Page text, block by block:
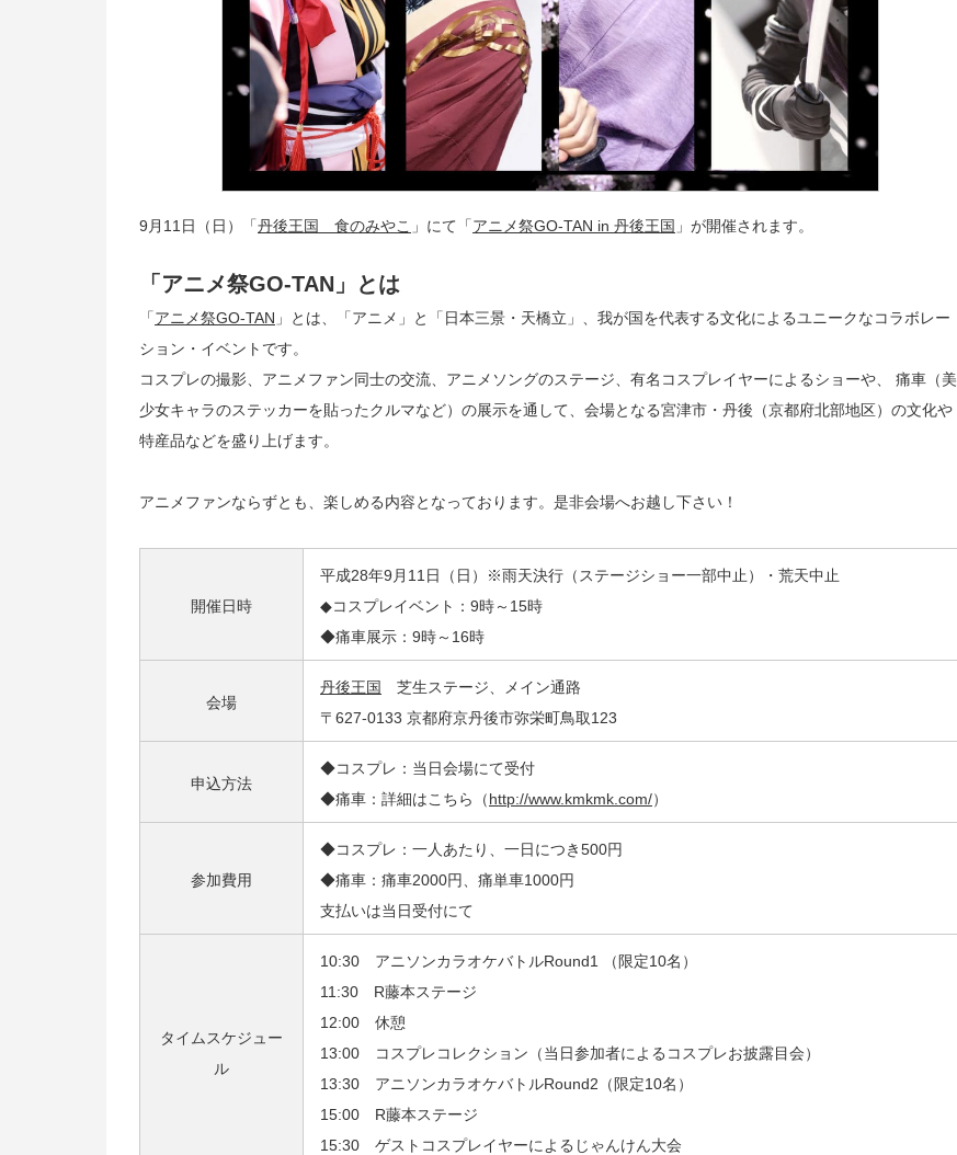
9月11日（日）「丹後王国 食のみやこ 」にて「アニメ祭GO-TAN in 丹後王国 」が開催されます。
「アニメ祭GO-TAN」とは
「アニメ祭GO-TAN 」とは、「アニメ」と「日本三景・天橋立」、我が国を代表する文化によるユニークなコラボレー
ション・イベントです。
コスプレの撮影、アニメファン同士の交流、アニメソングのステージ、有名コスプレイヤーによるショーや、 痛車（美
少女キャラのステッカーを貼ったクルマなど）の展示を通して、会場となる宮津市・丹後（京都府北部地区）の文化や
特産品などを盛り上げます。
アニメファンならずとも、楽しめる内容となっております。是非会場へお越し下さい！
開催日時
平成28年9月11日（日）※雨天決行（ステージショー一部中止）・荒天中止
◆コスプレイベント： 9時～15時
◆痛車展示：9時～16時
会場
丹後王国 芝生ステージ、メイン通路
〒627-0133 京都府京丹後市弥栄町鳥取123
申込方法
◆コスプレ：当日会場にて受付
◆痛車：詳細はこちら（http://www.kmkmk.com/）
参加費用
◆コスプレ：一人あたり、一日につき500円
◆痛車：痛車2000円、痛単車1000円
支払いは当日受付にて
タイムスケジュー
ル
10:30 アニソンカラオケバトルRound1 （限定10名）
11:30 R藤本ステージ
12:00 休憩
13:00 コスプレコレクション（当日参加者によるコスプレお披露目会）
13:30 アニソンカラオケバトルRound2（限定10名）
15:00 R藤本ステージ
15:30 ゲストコスプレイヤーによるじゃんけん大会